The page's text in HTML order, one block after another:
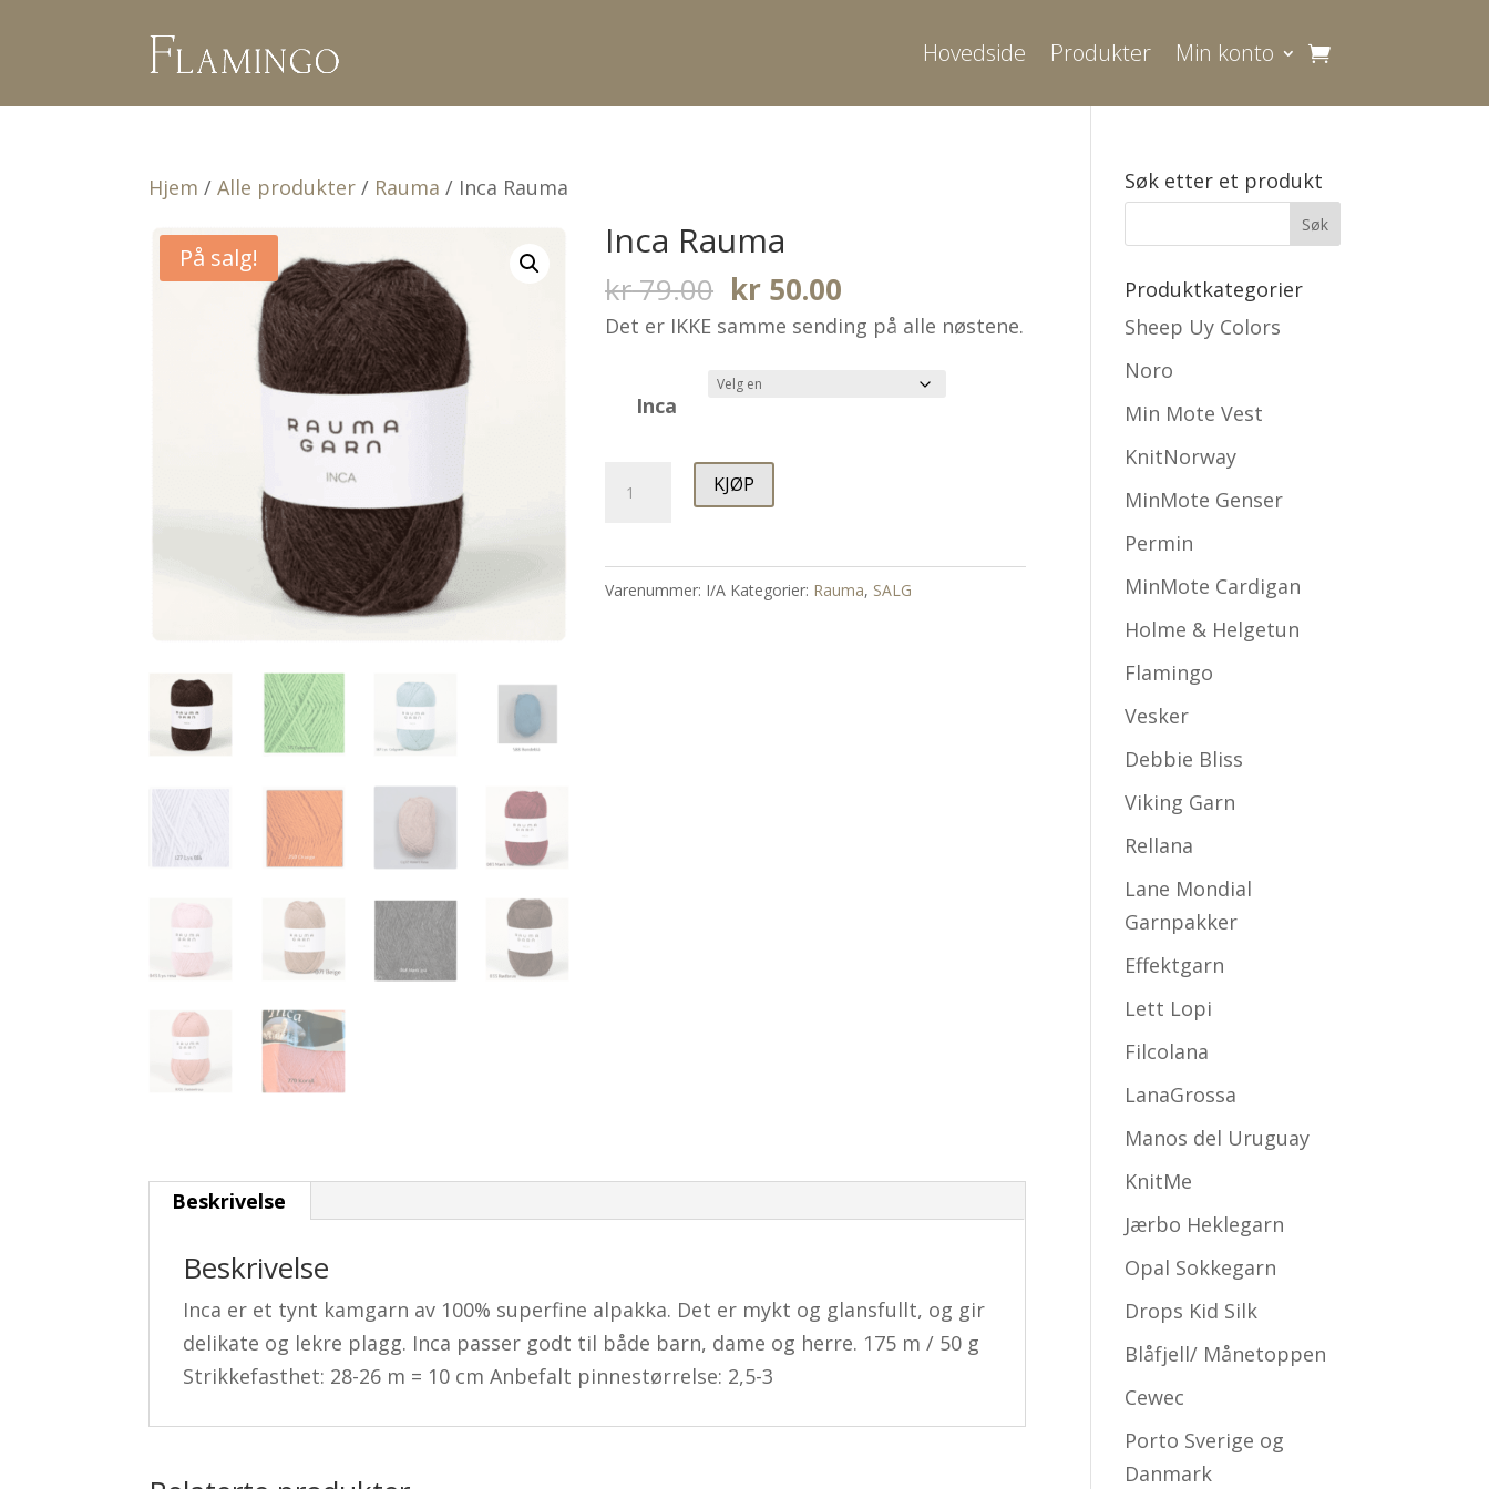
Hovedside Produkter Min konto
Hjem /Alle produkter / Rauma / Inca Rauma
På salg! Inca Rauma
kr79.00 Opprinnelig
pris
kr 79.00.
kr 50.00
pris
kr 50.00.
Det er IKKE samme sending på alle nøstene.
Inca
KJØP
Varenummer: I/A Kategorier: Rauma, SALG
Beskrivelse
Beskrivelse
Inca er et tynt kamgarn av 100% superfine alpakka. Det er mykt og glansfullt, og gir
delikate og lekre plagg. Inca passer godt til både barn, dame og herre. 175 m / 50 g
Strikkefasthet: 28-26 m = 10 cm Anbefalt pinnestørrelse: 2,5-3
Søk etter et produkt
Produktkategorier
Sheep Uy Colors
Noro
Min Mote Vest
KnitNorway
MinMote Genser
Permin
MinMote Cardigan
Holme & Helgetun
Flamingo
Vesker
Debbie Bliss
Viking Garn
Rellana
Lane Mondial
Garnpakker
Effektgarn
Lett Lopi
Filcolana
LanaGrossa
Manos del Uruguay
KnitMe
Jærbo Heklegarn
Opal Sokkegarn
Drops Kid Silk
Blåfjell/ Månetoppen
Cewec
Porto Sverige og
Danmark